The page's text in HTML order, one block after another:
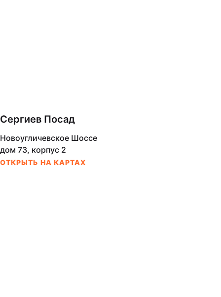
Сергиев Посад
Новоугличевское Шоссе
дом 73, корпус 2
ОТКРЫТЬ НА КАРТАХ